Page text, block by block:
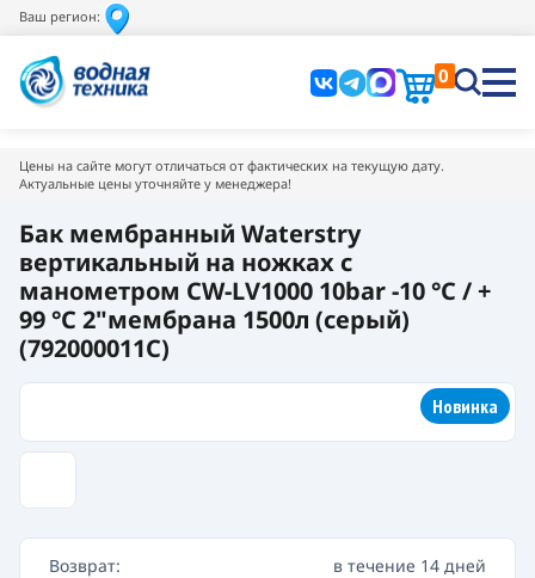
Ваш регион:
0
Цены на сайте могут отличаться от фактических на текущую дату.
Актуальные цены уточняйте у менеджера!
Бак мембранный Waterstry
вертикальный на ножках с
манометром CW-LV1000 10bar -10 °C / +
99 °C 2"мембрана 1500л (серый)
(792000011C)
Новинка
Возврат:
в течение 14 дней